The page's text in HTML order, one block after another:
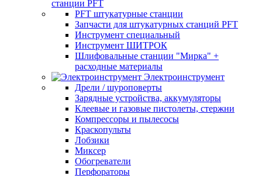
станции PFT
PFT штукатурные станции
Запчасти для штукатурных станций PFT
Инструмент специальный
Инструмент ШИТРОК
Шлифовальные станции "Мирка" +
расходные материалы
Электроинструмент
Дрели / шуроповерты
Зарядные устройства, аккумуляторы
Клеевые и газовые пистолеты, стержни
Компрессоры и пылесосы
Краскопульты
Лобзики
Миксер
Обогреватели
Перфораторы